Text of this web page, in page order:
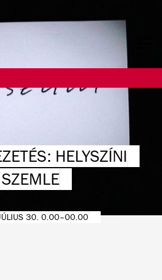
HELYSZÍNI
SZEMLE
30. 0.00–00.00